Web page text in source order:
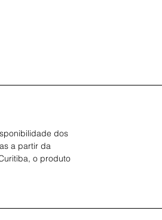
dos
a partir da
o produto